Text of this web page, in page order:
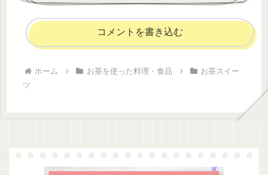
コメントを書き込む
ホーム お茶を使った料理・食品
お茶スイー
ツ